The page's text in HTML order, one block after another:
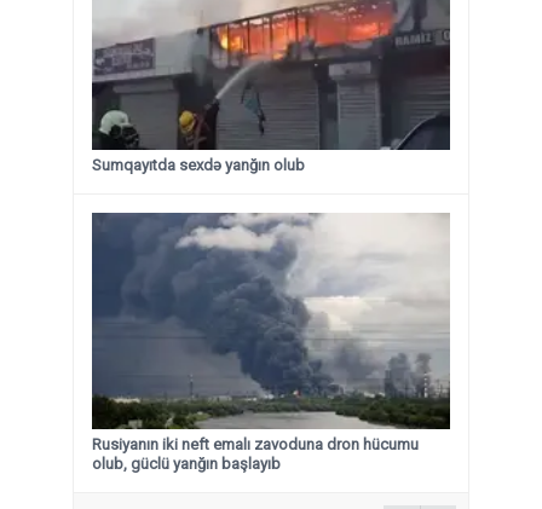
Sumqayıtda sexdə yanğın olub
Rusiyanın iki neft emalı zavoduna dron hücumu
olub, güclü yanğın başlayıb